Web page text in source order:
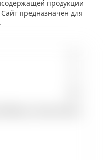
продукции
предназначен для